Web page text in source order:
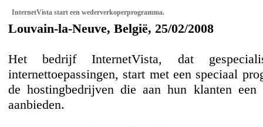
InternetVista start een wederverkoperprogramma.
Louvain-la-Neuve, België, 25/02/2008
Het bedrijf InternetVista, dat
internettoepassingen, start met een speciaal
de hostingbedrijven die aan hun klanten
aanbieden.